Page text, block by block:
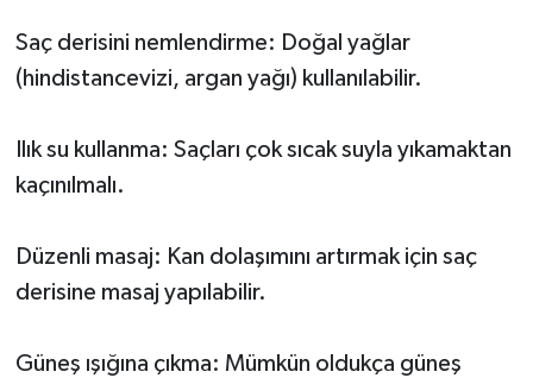
Saç derisini nemlendirme: Doğal yağlar
(hindistancevizi, argan yağı) kullanılabilir.
Ilık su kullanma: Saçları çok sıcak suyla yıkamaktan
kaçınılmalı.
Düzenli masaj: Kan dolaşımını artırmak için saç
derisine masaj yapılabilir.
Güneş ışığına çıkma: Mümkün oldukça güneş